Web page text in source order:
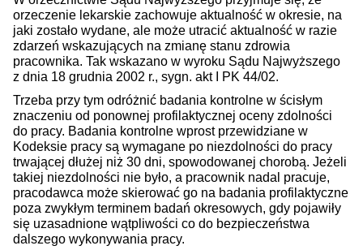
orzeczenie lekarskie zachowuje aktualność w okresie, na
jaki zostało wydane, ale może utracić aktualność w razie
zdarzeń wskazujących na zmianę stanu zdrowia
pracownika. Tak wskazano w wyroku Sądu Najwyższego
z dnia 18 grudnia 2002 r., sygn. akt I PK 44/02.
Trzeba przy tym odróżnić badania kontrolne w ścisłym
znaczeniu od ponownej profilaktycznej oceny zdolności
do pracy. Badania kontrolne wprost przewidziane w
Kodeksie pracy są wymagane po niezdolności do pracy
trwającej dłużej niż 30 dni, spowodowanej chorobą. Jeżeli
takiej niezdolności nie było, a pracownik nadal pracuje,
pracodawca może skierować go na badania profilaktyczne
poza zwykłym terminem badań okresowych, gdy pojawiły
się uzasadnione wątpliwości co do bezpieczeństwa
dalszego wykonywania pracy.